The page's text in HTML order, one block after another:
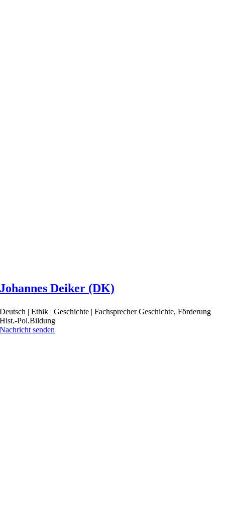
Johannes Deiker (DK)
Deutsch | Ethik | Geschichte | Fachsprecher Geschichte, Förderung
Hist.-Pol.Bildung
Nachricht senden